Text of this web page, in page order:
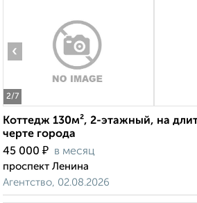
2/7
‹
Коттедж 130м², 2-этажный, на
черте города
45 000 ₽ в месяц
проспект Ленина
Агентство, 02.08.2026